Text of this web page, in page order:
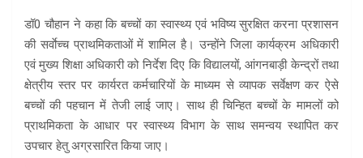
डॉ0 चौहान ने कहा कि बच्चों का स्वास्थ्य एवं भविष्य सुरक्षित करना प्रशासन
की सर्वाेच्च प्राथमिकताओं में शामिल है। उन्होंने जिला कार्यक्रम अधिकारी
एवं मुख्य शिक्षा अधिकारी को निर्देश दिए कि विद्यालयों, आंगनबाड़ी केन्द्रों तथा
क्षेत्रीय स्तर पर कार्यरत कर्मचारियों के माध्यम से व्यापक सर्वेक्षण कर ऐसे
बच्चों की पहचान में तेजी लाई जाए। साथ ही चिन्हित बच्चों के मामलों को
प्राथमिकता के आधार पर स्वास्थ्य विभाग के साथ समन्वय स्थापित कर
उपचार हेतु अग्रसारित किया जाए।